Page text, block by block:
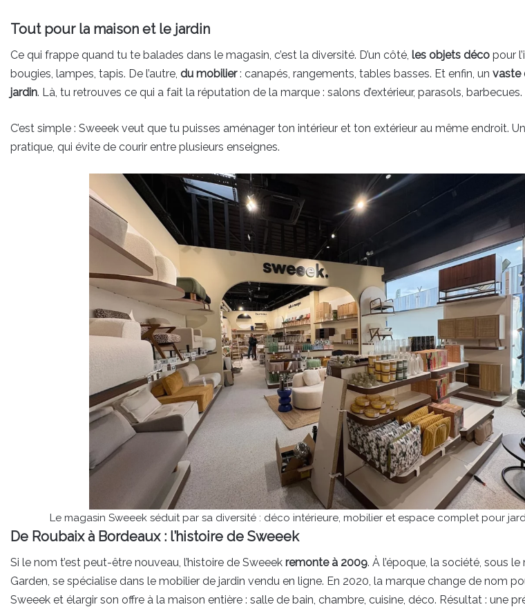
Tout pour la maison et le jardin
Ce qui frappe quand tu te balades dans le magasin, c’est la diversité. D’un côté, les objets déco pour
bougies, lampes, tapis. De l’autre, du mobilier: canapés, rangements, tables basses. Et enfin, un vaste
jardin. Là, tu retrouves ce qui a fait la réputation de la marque : salons d’extérieur, parasols, barbecues.
C’est simple : Sweeek veut que tu puisses aménager ton intérieur et ton extérieur au même endroit.
pratique, qui évite de courir entre plusieurs enseignes.
Le magasin Sweeek séduit par sa diversité : déco intérieure, mobilier et espace complet pour
De Roubaix à Bordeaux : l’histoire de Sweeek
Si le nom t’est peut-être nouveau, l’histoire de Sweeek remonte à 2009. À l’époque, la société, sous le
Garden, se spécialise dans le mobilier de jardin vendu en ligne. En 2020, la marque change de nom
Sweeek et élargir son offre à la maison entière : salle de bain, chambre, cuisine, déco. Résultat : une